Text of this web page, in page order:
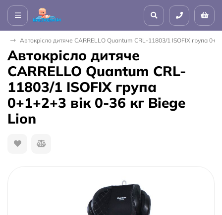
Автокрісло дитяче CARRELLO Quantum CRL-11803/1 ISOFIX група
Автокрісло дитяче
CARRELLO Quantum CRL-
11803/1 ISOFIX група
0+1+2+3 вік 0-36 кг Biege
Lion